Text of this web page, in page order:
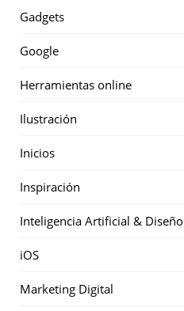
Gadgets
Google
Herramientas online
Ilustración
Inicios
Inspiración
Inteligencia Artificial & Diseño
iOS
Marketing Digital